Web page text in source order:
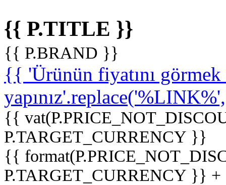
{{ P.TITLE }}
{{ P.BRAND }}
{{ 'Ürünün fiyatını
{{
P.TARGET_CURRENCY }}
{{
P.TARGET_CURRENCY }}